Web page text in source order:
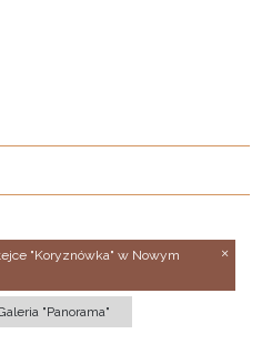
"Koryznówka" w Nowym
"Panorama"